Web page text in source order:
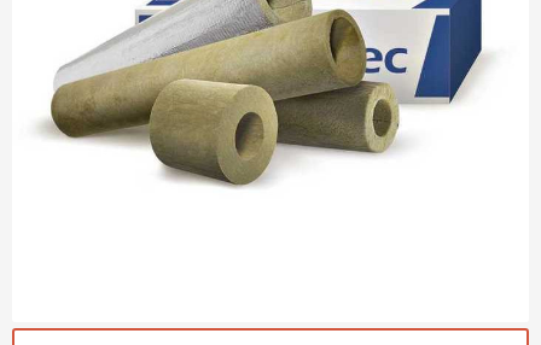
Утеплитель MasterPLEX
ПЕРЕЙТИ
Утеплитель Дирок
Утеплитель Isover
Утеплитель Урса
Утеплитель Isoroc